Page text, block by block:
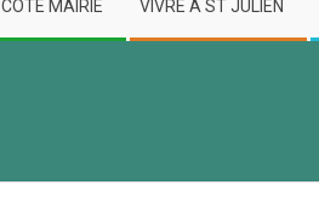
COTE MAIRIE VIVRE A ST JULIEN